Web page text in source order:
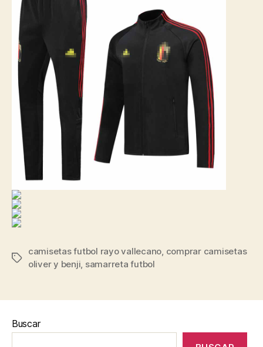
Etiquetas
camisetas futbol rayo vallecano, comprar camisetas
oliver y benji, samarreta futbol
Buscar